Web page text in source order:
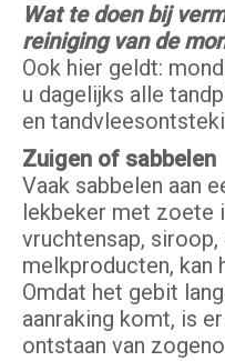
Wat te doen bij
reiniging van de
Ook hier geldt:
u dagelijks alle
en
Zuigen of sabbelen
Vaak sabbelen aan
lekbeker met zoete
vruchtensap,
melkproducten, kan
Omdat het gebit
aanraking komt, is
ontstaan van